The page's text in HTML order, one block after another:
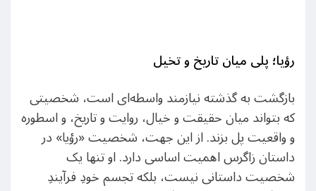
رؤیا؛ پلی میان تاریخ و تخیل
بازگشت به گذشته نیازمند واسطه‌ای است، شخصیتی
که بتواند میان حقیقت و خیال، روایت و تاریخ، و اسطوره
و واقعیت پل بزند. از این جهت، شخصیت «رؤیا» در
داستان زاگرس اهمیت اساسی دارد. او تنها یک
شخصیت داستانی نیست، بلکه تجسم خودِ فرآیندِ